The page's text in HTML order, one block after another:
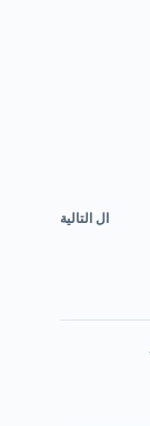
ال التالية